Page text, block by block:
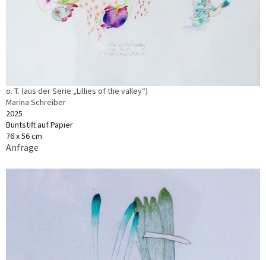
o. T. (aus der Serie „Lillies of the valley“)
Marina Schreiber
2025
Buntstift auf Papier
76 x 56 cm
Anfrage